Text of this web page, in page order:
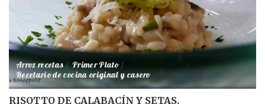
Arroz recetas Primer Plato
Recetario de cocina original y casero
RISOTTO DE CALABACÍN Y SETAS.